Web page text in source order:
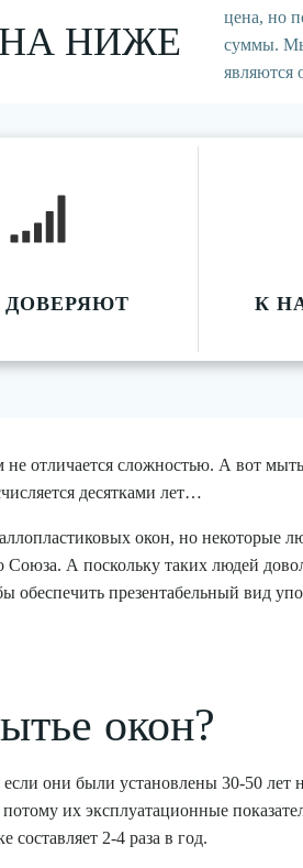
НИЖЕ
цена, но
суммы. Мы
являются
К
отличается сложностью. А вот
десятками лет…
окон, но некоторые
А поскольку таких людей
обеспечить презентабельный вид
окон?
они были установлены 30-50 лет
их эксплуатационные
составляет 2-4 раза в год.